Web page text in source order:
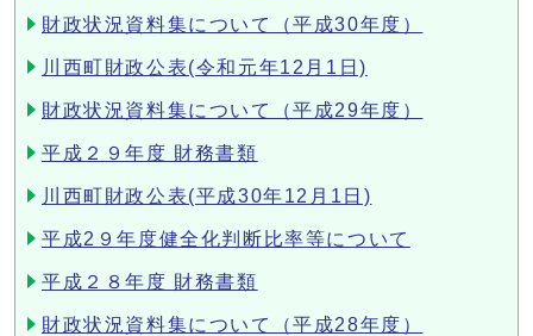
財政状況資料集について（平成30年度）
川西町財政公表(令和元年12月1日)
財政状況資料集について（平成29年度）
平成２９年度 財務書類
川西町財政公表(平成30年12月1日)
平成2９年度健全化判断比率等について
平成２８年度 財務書類
財政状況資料集について（平成28年度）